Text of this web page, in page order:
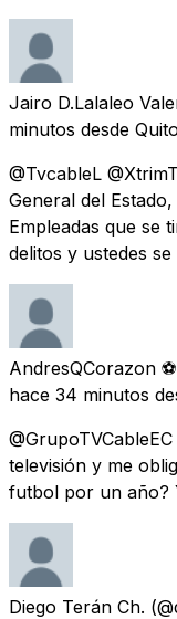
Jairo D.Lalaleo
minutos desde
@TvcableL
General del
Empleadas que se
delitos y ustedes
AndresQCorazon
hace 34 minutos
televisión y me
futbol por un año?
Diego Terán Ch.